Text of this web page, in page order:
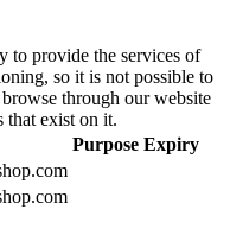
to provide the services of
so it is not possible to
through our website
that exist on it.
Purpose Expiry